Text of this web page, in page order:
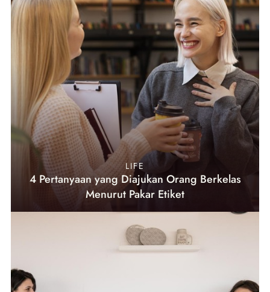
LIFE
4 Pertanyaan yang Diajukan Orang Berkelas
Menurut Pakar Etiket